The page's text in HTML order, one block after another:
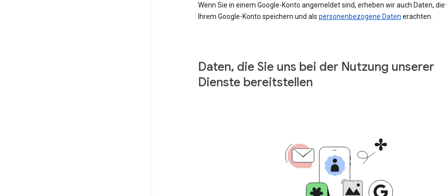
Wenn Sie in einem Google-Konto angemeldet sind, erheben wir auch Daten, die
Ihrem Google-Konto speichern und als personenbezogene Daten erachten.
Daten, die Sie uns bei der Nutzung unserer
Dienste bereitstellen